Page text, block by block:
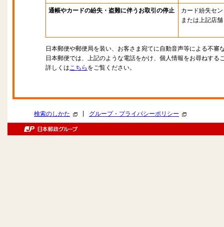
通帳やカードの紛失・盗難に伴うお取引の停止
カード紛失セ
または上記店舗
日本郵便や郵便局を装い、お客さま宛てに自動音声等による不審
日本郵便では、上記のような電話をかけ、個人情報をお尋ねする
詳しくはこちら をご覧ください。
検索のしかた グループ・プライバシーポリシー